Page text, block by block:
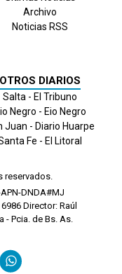
Archivo
Noticias RSS
OTROS DIARIOS
Salta - El Tribuno
Negro - Eio Negro
Juan - Diario Huarpe
Fe - El Litoral
reservados.
DNDA#MJ
6986 Director: Raúl
- Pcia. de Bs. As.